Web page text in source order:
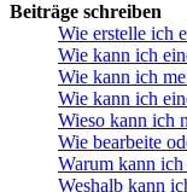
Beiträge schreiben
Wie erstelle ich
Wie kann ich
Wie kann ich
Wie kann ich
Wieso kann ich
Wie bearbeite
Warum kann
Weshalb kann